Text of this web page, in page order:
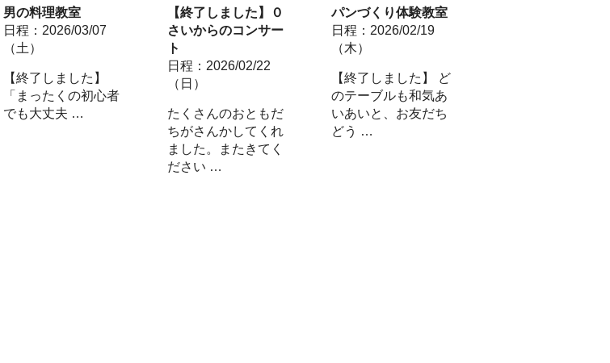
男の料理教室
日程：2026/03/07
（土）
【終了しました】
「まったくの初心者
でも大丈夫 …
【終了しました】０
さいからのコンサー
ト
日程：2026/02/22
（日）
たくさんのおともだ
ちがさんかしてくれ
ました。またきてく
ださい …
パンづくり体験教室
日程：2026/02/19
（木）
【終了しました】 ど
のテーブルも和気あ
いあいと、お友だち
どう …